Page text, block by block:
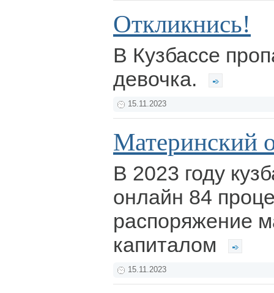
Откликнись!
В Кузбассе
девочка.
15.11.2023
Материнский
В 2023 году
онлайн 84
распоряжение
капиталом
15.11.2023